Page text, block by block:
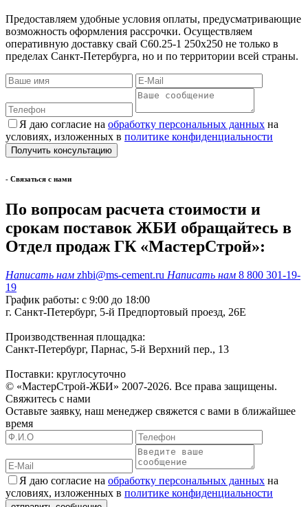
Предоставляем удобные условия оплаты, предусматривающие
возможность оформления рассрочки. Осуществляем
оперативную доставку свай С60.25-1 250х250 не только в
пределах Санкт-Петербурга, но и по территории всей страны.
Я даю согласие на обработку персональных данных на
условиях, изложенных в политике конфиденциальности
- Cвязаться с нами
По вопросам расчета стоимости и
срокам поставок ЖБИ обращайтесь в
Отдел продаж ГК «МастерСтрой»:
Написать нам zhbi@ms-cement.ru Написать нам 8 800 301-19-
19
График работы: с 9:00 до 18:00
г. Санкт-Петербург, 5-й Предпортовый проезд, 26Е
Производственная площадка:
Санкт-Петербург, Парнас, 5-й Верхний пер., 13
Поставки: круглосуточно
© «МастерСтрой-ЖБИ» 2007-2026. Все права защищены.
Свяжитесь с нами
Оставьте заявку, наш менеджер свяжется с вами в ближайшее
время
Я даю согласие на обработку персональных данных на
условиях, изложенных в политике конфиденциальности